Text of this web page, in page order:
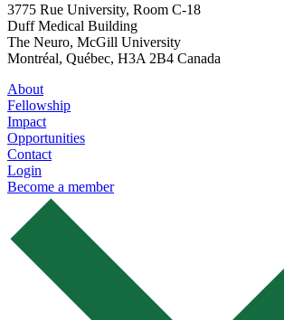
3775 Rue University, Room C-18
Duff Medical Building
The Neuro, McGill University
Montréal, Québec, H3A 2B4 Canada
About
Fellowship
Impact
Opportunities
Contact
Login
Become a member